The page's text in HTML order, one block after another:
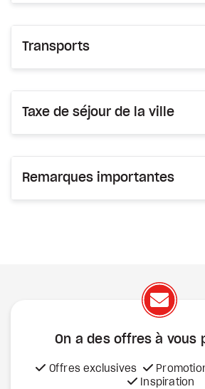
Transports
Taxe de séjour de la ville
Remarques importantes
On a des offres à vous
Offres exclusives
Inspiration